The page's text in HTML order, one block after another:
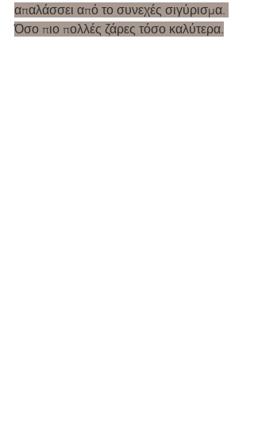
απαλάσσει από το συνεχές σιγύρισμα.
Όσο πιο πολλές ζάρες τόσο καλύτερα.